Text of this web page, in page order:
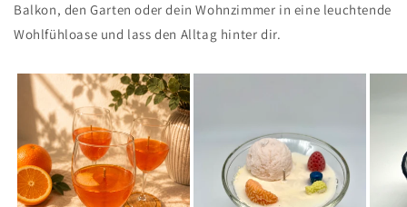
Balkon, den Garten oder dein Wohnzimmer in eine leuchtende
Wohlfühloase und lass den Alltag hinter dir.